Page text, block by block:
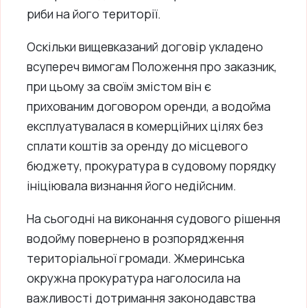
риби на його території.
Оскільки вищевказаний договір укладено
всупереч вимогам Положення про заказник,
при цьому за своїм змістом він є
прихованим договором оренди, а водойма
експлуатувалася в комерційних цілях без
сплати коштів за оренду до місцевого
бюджету, прокуратура в судовому порядку
ініціювала визнання його недійсним.
На сьогодні на виконання судового рішення
водойму повернено в розпорядження
територіальної громади. Жмеринська
окружна прокуратура наголосила на
важливості дотримання законодавства